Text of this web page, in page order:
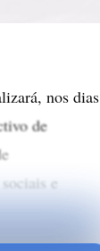
nos dias
de
e